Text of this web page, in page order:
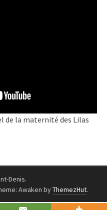
de la maternité des Lilas
Denis.
Awaken byThemezHut.